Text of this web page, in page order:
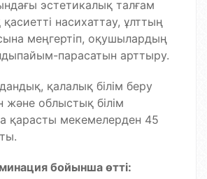
эстетикалық талғам
насихаттау, ұлттың
меңгертіп, оқушылардың
парасатын арттыру.
қалалық білім беру
облыстық білім
қарасты мекемелерден 45
бойынша өтті: